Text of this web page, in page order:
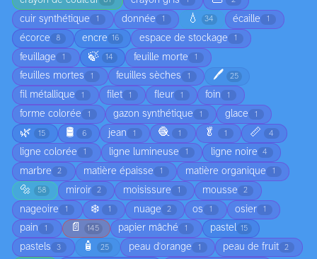
cuir synthétique 1 donnée 1 💧 34 écaille 1
écorce 8 encre 16 espace de stockage 1
feuillage 1 🍃 14 feuille morte 1
feuilles mortes 1 feuilles sèches 1 🖊️ 25
fil métallique 1 filet 1 fleur 1 foin 1
forme colorée 1 gazon synthétique 1 glace 1
🌿 15 🛢️ 6 jean 1 🧶 1 🥬 1 📏 4
ligne colorée 1 ligne lumineuse 1 ligne noire 4
marbre 2 matière épaisse 1 matière organique 1
🔩 58 miroir 2 moisissure 1 mousse 2
nageoire 1 ❄️ 1 nuage 2 os 1 osier 1
pain 1 📄 145 papier mâché 1 pastel 15
pastels 3 🧴 25 peau d'orange 1 peau de fruit 2